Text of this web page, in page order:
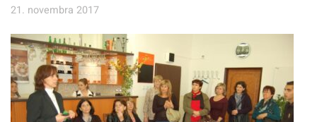
21. novembra 2017